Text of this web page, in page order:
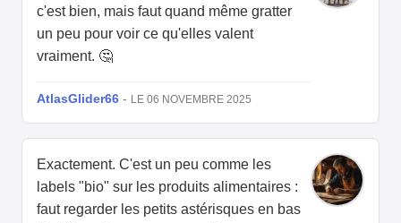
c'est bien, mais faut quand même gratter
un peu pour voir ce qu'elles valent
vraiment. 🤔
AtlasGlider66 - LE 06 NOVEMBRE 2025
Exactement. C'est un peu comme les
labels "bio" sur les produits alimentaires :
faut regarder les petits astérisques en bas